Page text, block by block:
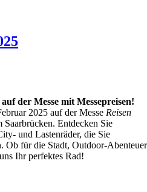
der Messe mit Messepreisen!
2025 auf der Messe Reisen
Entdecken Sie
und Lastenräder, die Sie
für die Stadt, Outdoor-Abenteuer
Ihr perfektes Rad!